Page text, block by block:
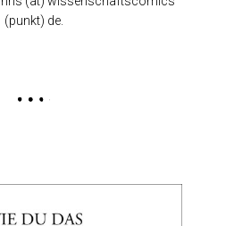
(punkt) de.